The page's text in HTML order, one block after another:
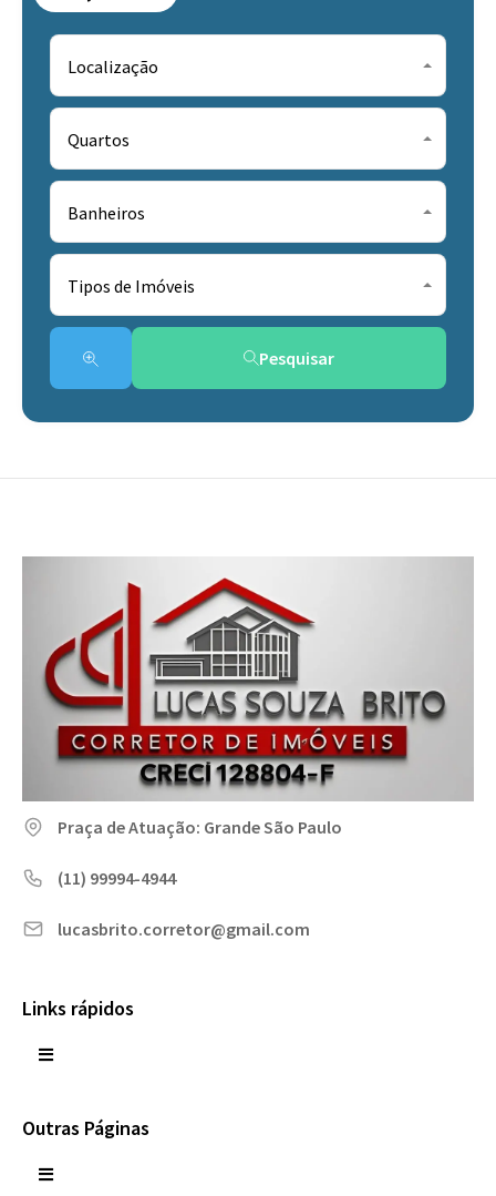
Localização
Quartos
Banheiros
Tipos de Imóveis
Pesquisar
Praça de Atuação: Grande São Paulo
(11) 99994-4944
lucasbrito.corretor@gmail.com
Links rápidos
Outras Páginas